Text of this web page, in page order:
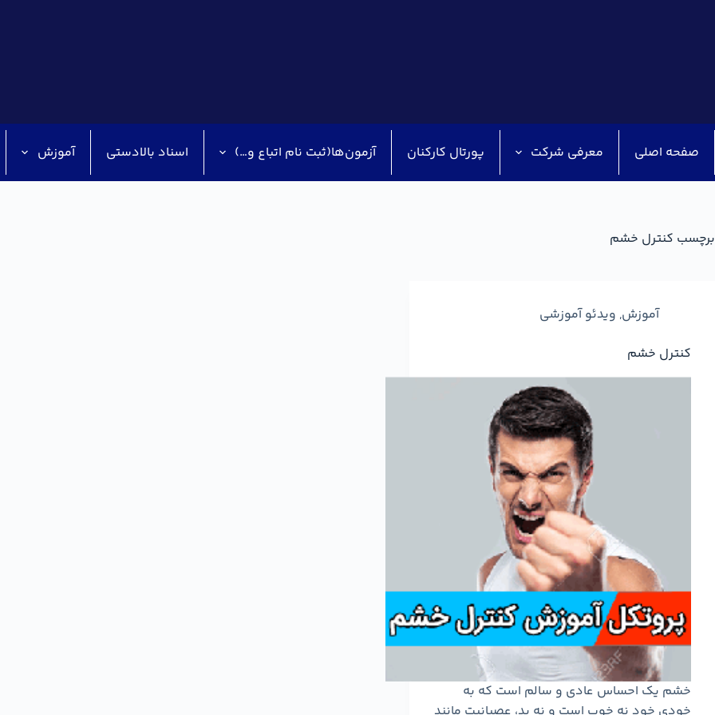
صفحه اصلی معرفی شرکت پورتال کارکنان آزمون‌ها(ثبت نام اتباع و…) اسناد بالادستی آموزش
برچسب کنترل خشم
آموزش, ویدئو آموزشی
کنترل خشم
خشم یک احساس عادی و سالم است که به